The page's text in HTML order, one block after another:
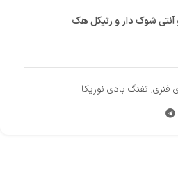
آنتی شوک دار و رتیکل هک
فنری, تفنگ بادی نوریکا